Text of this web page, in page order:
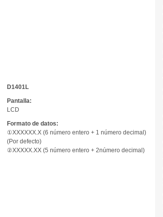
D1401L
Pantalla:
LCD
Formato de datos:
①XXXXXX.X (6 número entero + 1 número decimal)
(Por defecto)
②XXXXX.XX (5 número entero + 2número decimal)